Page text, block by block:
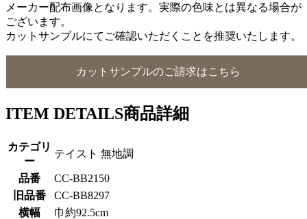
メーカー配布画像となります。実際の色味とは異なる場合が
ございます。
カットサンプルにてご確認いただくことを推奨いたします。
カットサンプルのご請求はこちら
ITEM DETAILS商品詳細
カテゴリ
ー
テイスト 無地調
品番
CC-BB2150
旧品番
CC-BB8297
横幅
巾約92.5cm